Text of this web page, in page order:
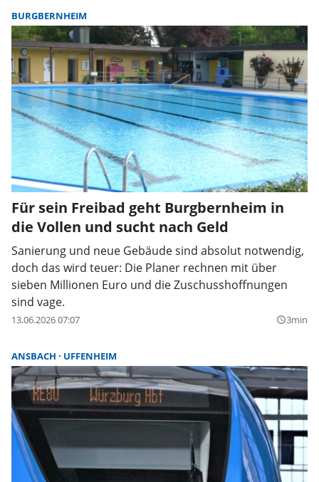
BURGBERNHEIM
Für sein Freibad geht Burgbernheim in
die Vollen und sucht nach Geld
Sanierung und neue Gebäude sind absolut notwendig,
doch das wird teuer: Die Planer rechnen mit über
sieben Millionen Euro und die Zuschusshoffnungen
sind vage.
13.06.2026 07:07 query_builder3min
ANSBACH UFFENHEIM